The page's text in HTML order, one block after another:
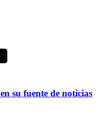
en su fuente de noticias